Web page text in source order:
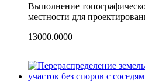
Выполнение
местности для
13000.0000